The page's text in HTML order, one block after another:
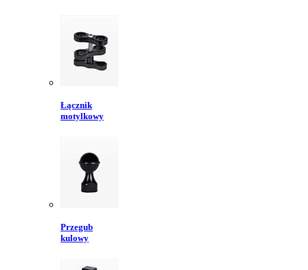
Łącznik
motylkowy
Przegub
kulowy